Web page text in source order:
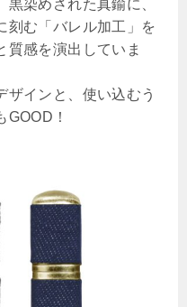
染めされた真鍮に、
刻む「バレル加工」を
質感を演出していま
ザインと、使い込むう
！